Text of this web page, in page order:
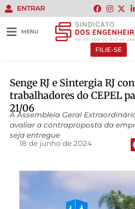
ENTRAR
MENU
FILIE-SE
Senge RJ e Sintergia RJ
trabalhadores do CEPEL
21/06
A Assembleia Geral
avaliar a contraproposta da
seja entregue
18 de junho de 2024